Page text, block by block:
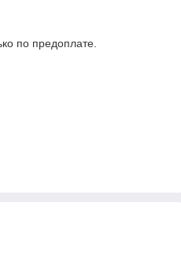
по предоплате.